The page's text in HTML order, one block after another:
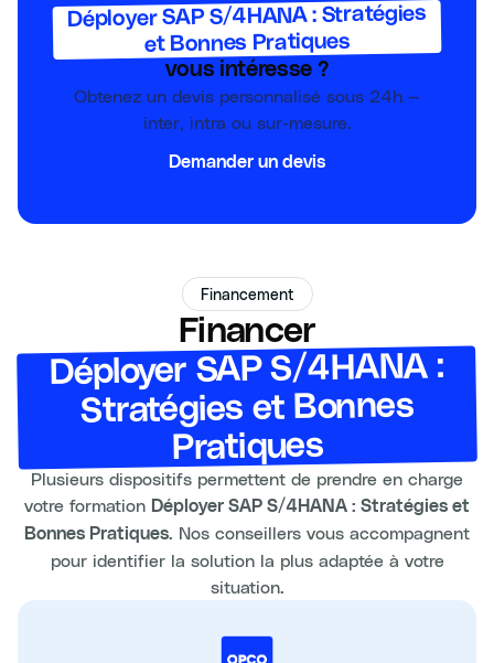
Déployer SAP S/4HANA : Stratégies
et Bonnes Pratiques
vous intéresse ?
Obtenez un devis personnalisé sous 24h —
inter, intra ou sur-mesure.
Demander un devis
Financement
Financer
Déployer SAP S/4HANA :
Stratégies et Bonnes
Pratiques
Plusieurs dispositifs permettent de prendre en charge
votre formation Déployer SAP S/4HANA : Stratégies et
Bonnes Pratiques. Nos conseillers vous accompagnent
pour identifier la solution la plus adaptée à votre
situation.